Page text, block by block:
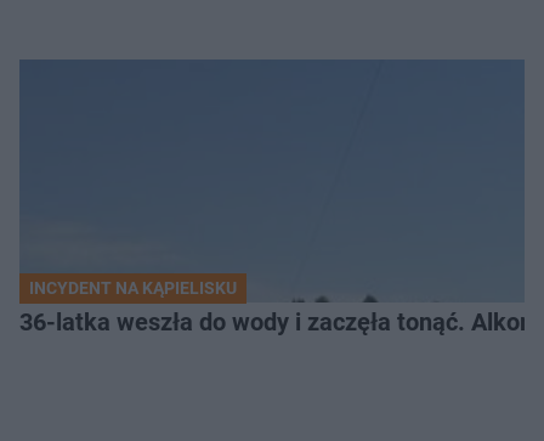
INCYDENT NA KĄPIELISKU
36-latka weszła do wody i zaczęła tonąć.